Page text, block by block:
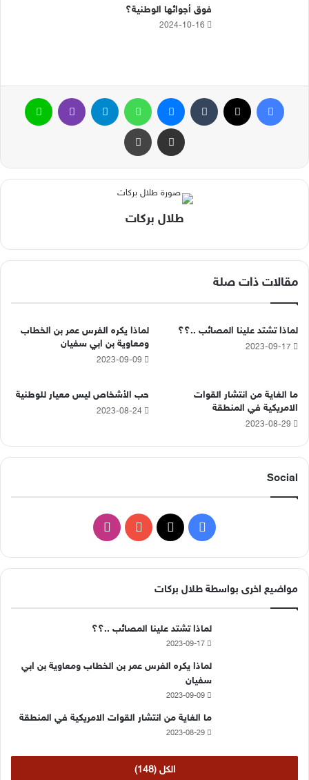
فوق أجوائها الوطنية؟
2024-10-16
فيسبوك ماسنجر واتساب تيلقرام ڤايبر
مشاركة عبر البريد طباعة
طلال بركات
مقالات ذات صلة
لماذا تشتد علينا المصائب ..؟؟
2023-09-17
لماذا يكره الفرس عمر بن الخطاب
ومعاوية بن ابي سفيان
2023-09-09
ما الغاية من انتشار القوات
الامريكية في المنطقة
2023-08-29
حب الأشخاص ليس معيار للوطنية
2023-08-24
Social
فيسبوك ‫YouTubeانستقرام
مواضيع اخرى بواسطة طلال بركات
لماذا تشتد علينا المصائب ..؟؟
2023-09-17
لماذا يكره الفرس عمر بن الخطاب ومعاوية بن ابي
سفيان
2023-09-09
ما الغاية من انتشار القوات الامريكية في المنطقة
2023-08-29
الكل (148)